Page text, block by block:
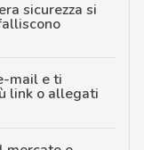
sicurezza si
mail e ti
link o allegati